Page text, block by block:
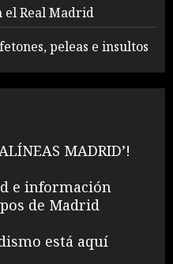
el Real Madrid
peleas e insultos
MADRID’!
e información
de Madrid
está aquí